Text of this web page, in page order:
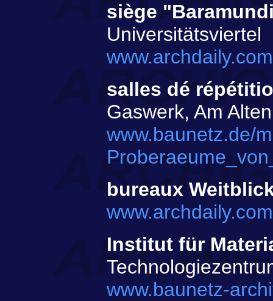
siège
Universitätsviertel
salles dé
Gaswerk, Am
www.baunetz.de/
bureaux
Institut für
www.baunetz-